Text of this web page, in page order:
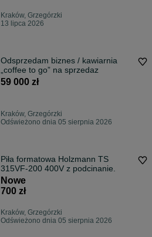
Kraków, Grzegórzki
13 lipca 2026
Odsprzedam biznes / kawiarnia
„coffee to go” na sprzedaz
59 000 zł
Kraków, Grzegórzki
Odświeżono dnia 05 sierpnia 2026
Piła formatowa Holzmann TS
315VF-200 400V z podcinanie.
Nowe
700 zł
Kraków, Grzegórzki
Odświeżono dnia 05 sierpnia 2026